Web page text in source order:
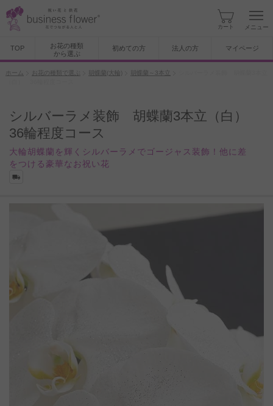
カート メニュー
TOP
お花の種類
から選ぶ
初めての方 法人の方 マイページ
ホーム お花の種類で選ぶ 胡蝶蘭(大輪) 胡蝶蘭～3本立
シルバーラメ装飾 胡蝶蘭3本立（白）
36輪程度コース
大輪胡蝶蘭を輝くシルバーラメでゴージャス装飾！他に差
をつける豪華なお祝い花